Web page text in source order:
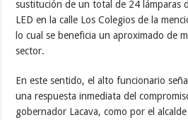
sustitución de un total de 24 lámparas
LED en la calle Los Colegios de la
lo cual se beneficia un aproximado de
sector.
En este sentido, el alto funcionario
una respuesta inmediata del
gobernador Lacava, como por el